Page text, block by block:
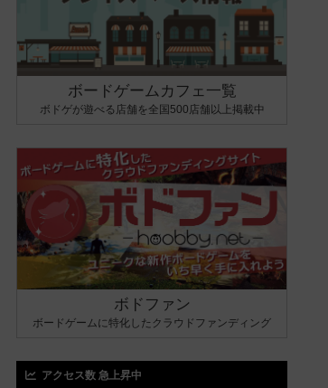
ボードゲームカフェ一覧
ボドゲが遊べる店舗を全国500店舗以上掲載中
ボドファン
ボードゲームに特化したクラウドファンディング
アクセス数 急上昇中